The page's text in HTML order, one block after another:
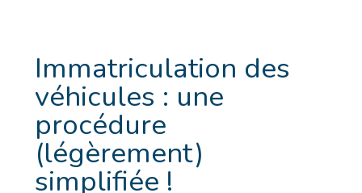
Immatriculation des
véhicules : une
procédure
(légèrement)
simplifiée !